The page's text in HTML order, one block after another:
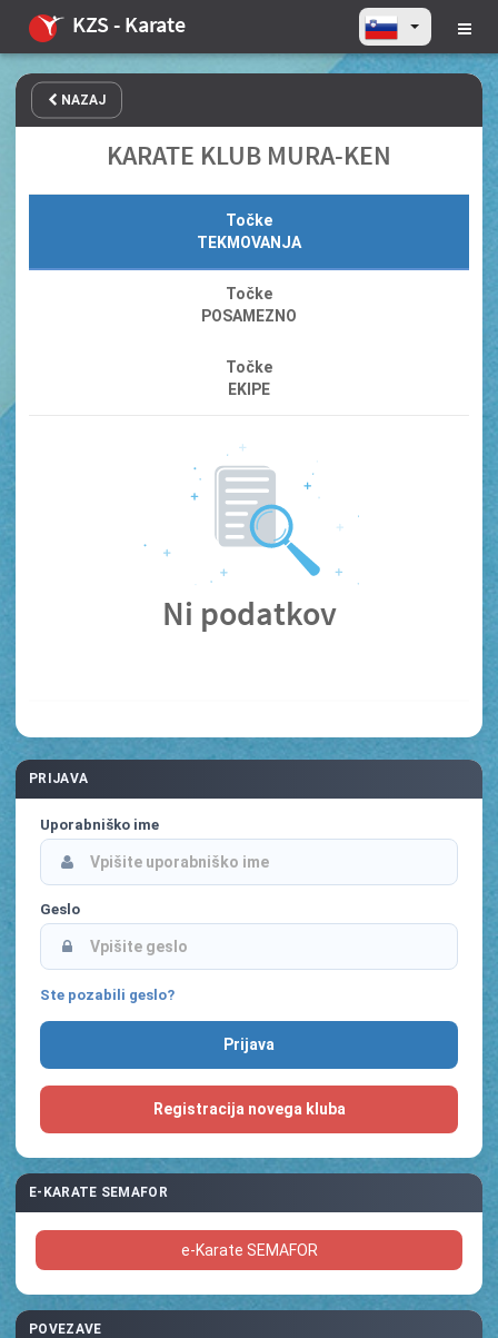
KZS - Karate
NAZAJ
KARATE KLUB MURA-KEN
Točke
TEKMOVANJA
Točke
POSAMEZNO
Točke
EKIPE
Ni podatkov
PRIJAVA
Uporabniško ime
Geslo
Ste pozabili geslo?
Registracija novega kluba
E-KARATE SEMAFOR
e-Karate SEMAFOR
POVEZAVE